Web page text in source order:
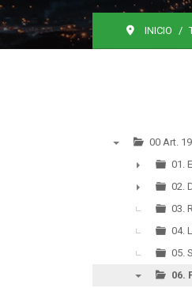
INICIO
00 Art.
►
01.
►
02.
03.
04.
05.
06.